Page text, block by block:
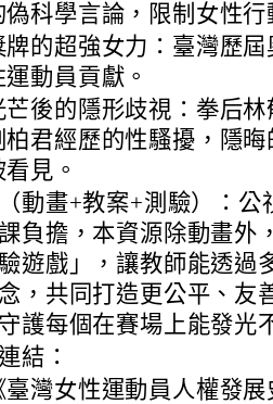
偽科學言論，限制女性
牌的超強女力：臺灣歷
動員貢獻。
芒後的隱形歧視：拳后
柏君經歷的性騷擾，隱
見。
動畫+教案+測驗）：公
負擔，本資源除動畫外
驗遊戲」，讓教師能透
，共同打造更公平、友
護每個在賽場上能發光
結：
臺灣女性運動員人權發